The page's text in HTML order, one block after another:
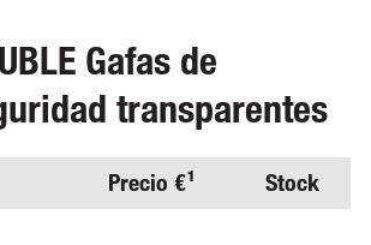
Gafas de
transparentes
Precio €¹ Stock